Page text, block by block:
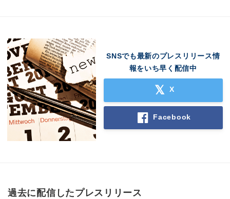
SNSでも最新のプレスリリース情
報をいち早く配信中
X
Facebook
過去に配信したプレスリリース